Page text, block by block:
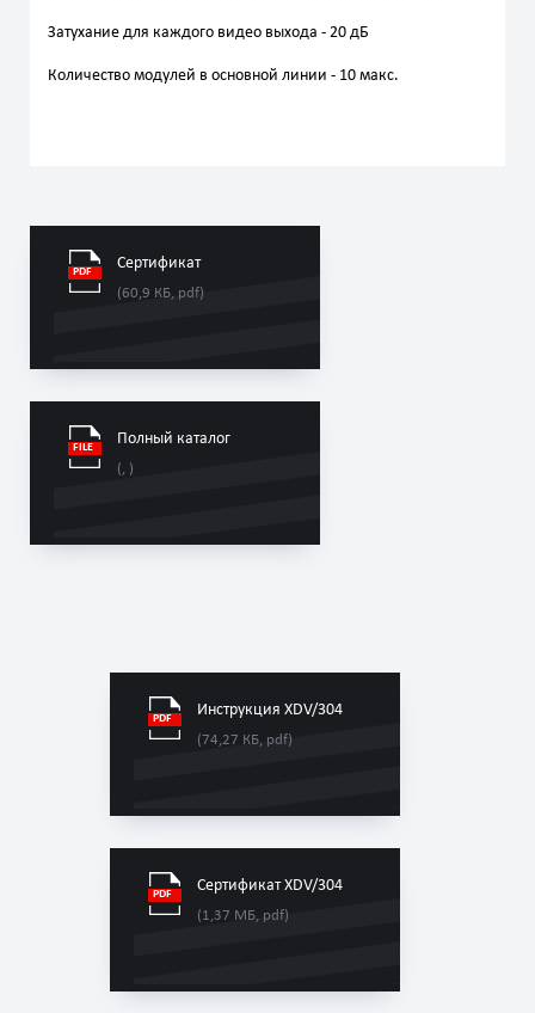
Инструкция XDV/304
(74,27 КБ, pdf)
Сертификат XDV/304
(1,37 МБ, pdf)
Затухание для каждого видео выхода - 20 дБ
Количество модулей в основной линии - 10 макс.
Сертификат
(60,9 КБ, pdf)
Полный каталог
(, )